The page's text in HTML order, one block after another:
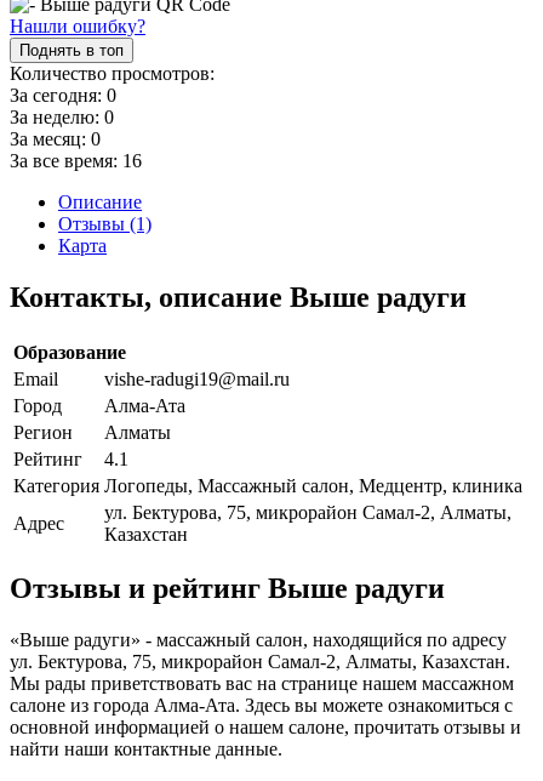
Нашли ошибку?
Поднять в топ
Количество просмотров:
За сегодня: 0
За неделю: 0
За месяц: 0
За все время: 16
Описание
Отзывы (1)
Карта
Контакты, описание Выше радуги
Образование
Email
vishe-radugi19@mail.ru
Город
Алма-Ата
Регион
Алматы
Рейтинг
4.1
Категория Логопеды, Массажный салон, Медцентр, клиника
Адрес
ул. Бектурова, 75, микрорайон Самал-2, Алматы,
Казахстан
Отзывы и рейтинг Выше радуги
«Выше радуги» - массажный салон, находящийся по адресу
ул. Бектурова, 75, микрорайон Самал-2, Алматы, Казахстан.
Мы рады приветствовать вас на странице нашем массажном
салоне из города Алма-Ата. Здесь вы можете ознакомиться с
основной информацией о нашем салоне, прочитать отзывы и
найти наши контактные данные.